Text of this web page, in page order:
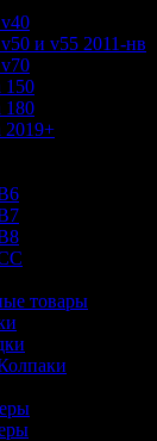
и v55 2011-нв
150
180
2019+
товары